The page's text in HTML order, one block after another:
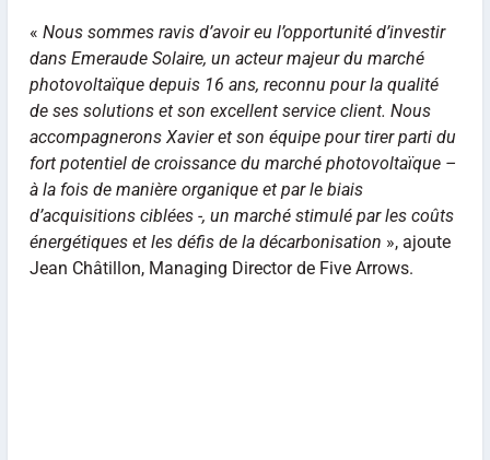
« Nous sommes ravis d’avoir eu l’opportunité d’investir
dans Emeraude Solaire, un acteur majeur du marché
photovoltaïque depuis 16 ans, reconnu pour la qualité
de ses solutions et son excellent service client. Nous
accompagnerons Xavier et son équipe pour tirer parti du
fort potentiel de croissance du marché photovoltaïque –
à la fois de manière organique et par le biais
d’acquisitions ciblées -, un marché stimulé par les coûts
énergétiques et les défis de la décarbonisation », ajoute
Jean Châtillon, Managing Director de Five Arrows.